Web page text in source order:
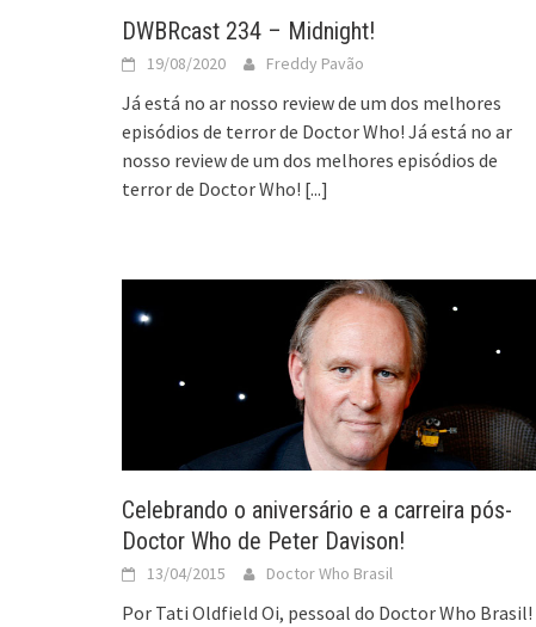
DWBRcast 234 – Midnight!
19/08/2020 Freddy Pavão
Já está no ar nosso review de um dos melhores
episódios de terror de Doctor Who! Já está no ar
nosso review de um dos melhores episódios de
terror de Doctor Who! [...]
Celebrando o aniversário e a carreira pós-
Doctor Who de Peter Davison!
13/04/2015 Doctor Who Brasil
Por Tati Oldfield Oi, pessoal do Doctor Who Brasil!